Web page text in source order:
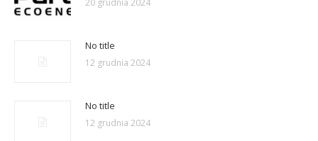
20 grudnia 2024
No title
12 grudnia 2024
No title
12 grudnia 2024